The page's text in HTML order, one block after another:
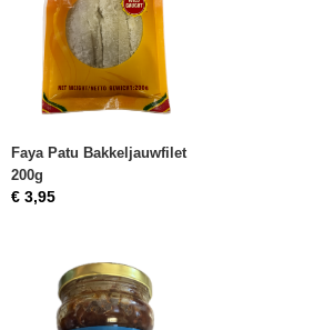
Faya Patu Bakkeljauwfilet
200g
€ 3,95